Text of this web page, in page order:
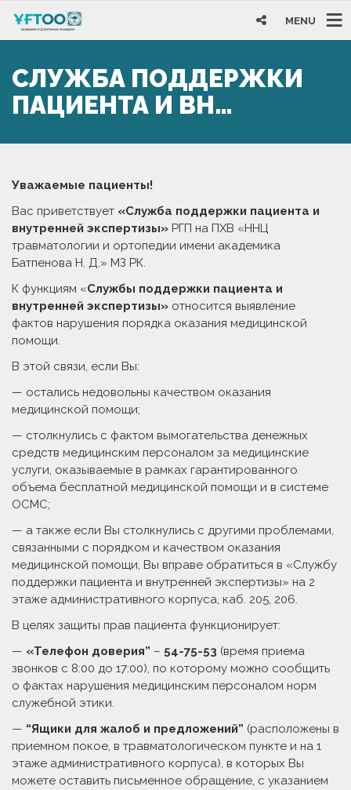
MENU
СЛУЖБА ПОДДЕРЖКИ
ПАЦИЕНТА И ВН…
Уважаемые пациенты!
Вас приветствует «Служба поддержки пациента и
внутренней экспертизы» РГП на ПХВ «ННЦ
травматологии и ортопедии имени академика
Батпенова Н. Д.» МЗ РК.
К функциям «Службы поддержки пациента и
внутренней экспертизы» относится выявление
фактов нарушения порядка оказания медицинской
помощи.
В этой связи, если Вы:
— остались недовольны качеством оказания
медицинской помощи;
— столкнулись с фактом вымогательства денежных
средств медицинским персоналом за медицинские
услуги, оказываемые в рамках гарантированного
объема бесплатной медицинской помощи и в системе
ОСМС;
— а также если Вы столкнулись с другими проблемами,
связанными с порядком и качеством оказания
медицинской помощи, Вы вправе обратиться в «Службу
поддержки пациента и внутренней экспертизы» на 2
этаже административного корпуса, каб. 205, 206.
В целях защиты прав пациента функционирует:
— «Телефон доверия” – 54-75-53 (время приема
звонков с 8:00 до 17:00), по которому можно сообщить
о фактах нарушения медицинским персоналом норм
служебной этики.
— “Ящики для жалоб и предложений” (расположены в
приемном покое, в травматологическом пункте и на 1
этаже административного корпуса), в которых Вы
можете оставить письменное обращение, с указанием